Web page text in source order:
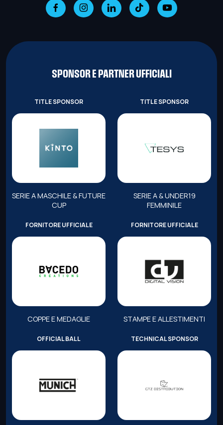
SPONSOR E PARTNER UFFICIALI
TITLE SPONSOR
SERIE A MASCHILE & FUTURE
CUP
TITLE SPONSOR
SERIE A & UNDER19
FEMMINILE
FORNITORE UFFICIALE
COPPE E MEDAGLIE
FORNITORE UFFICIALE
STAMPE E ALLESTIMENTI
OFFICIAL BALL TECHNICAL SPONSOR